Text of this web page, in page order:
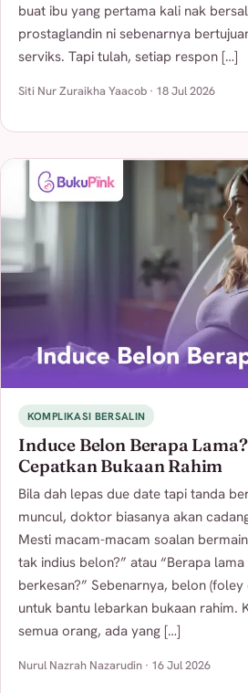
buat ibu yang pertama kali nak
prostaglandin ni sebenarnya
serviks. Tapi tulah, setiap respon […]
Siti Nur Zuraikha Yaacob · 18 Jul 2026
KOMPLIKASI BERSALIN
Induce Belon Berapa
Cepatkan Bukaan Rahim
Bila dah lepas due date tapi tanda
muncul, doktor biasanya akan
Mesti macam-macam soalan
tak indius belon?” atau “Berapa
berkesan?” Sebenarnya, belon
untuk bantu lebarkan bukaan rahim.
semua orang, ada yang […]
Nurul Nazrah Nazarudin · 16 Jul 2026